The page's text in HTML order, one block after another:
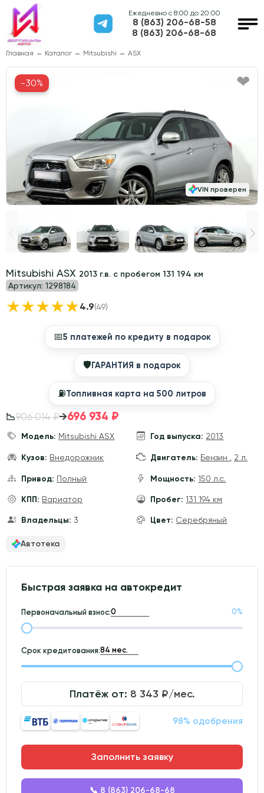
Ежедневно с 8:00 до 20:00
8 (863) 206-68-58
8 (863) 206-68-68
Главная Каталог Mitsubishi ASX
Mitsubishi ASX 2013 г.в. с пробегом 131 194 км
Артикул: 1298184
★★★★★4.9(49)
📅5 платежей по кредиту в подарок
🛡ГАРАНТИЯ в подарок
⛽️Топливная карта на 500 литров
📉906 014 ₽→696 934 ₽
Модель: Mitsubishi ASX Год выпуска: 2013
Кузов: Внедорожник Двигатель: Бензин 2 л.
Привод: Полный Мощность: 150 л.с.
КПП: Вариатор Пробег: 131 194 км
Владельцы: 3 Цвет: Серебряный
Автотека
Быстрая заявка на автокредит
Первоначальный взнос: 0%
Срок кредитования:
Платёж от: 8 343 ₽/мес.
98% одобрения
Заполнить заявку
📞 8 (863) 206-68-68
VIN проверен
-30%